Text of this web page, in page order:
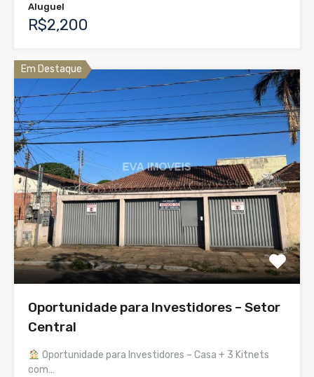
Aluguel
R$2,200
Em Destaque
Oportunidade para Investidores – Setor
Central
Oportunidade para Investidores – Casa + 3 Kitnets
com…